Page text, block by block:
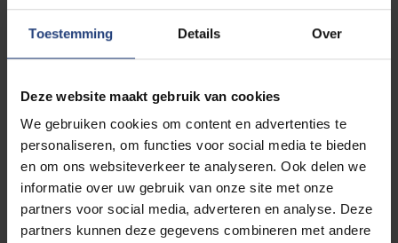
Toestemming Details Over
Deze website maakt gebruik van cookies
We gebruiken cookies om content en advertenties te
personaliseren, om functies voor social media te bieden
en om ons websiteverkeer te analyseren. Ook delen we
informatie over uw gebruik van onze site met onze
partners voor social media, adverteren en analyse. Deze
partners kunnen deze gegevens combineren met andere
أشرفت على مجموعة من رسائل الماجستير حول
لغة الطفل، وتحليل الخطاب
شاركت في تعليم اللغة العربية لطلاب أجانب من
تشارك الآن في تطبيق طريقة منهج ألف في تعليم
الحروف العربية في مرحلة الطفولة، لدى
المؤسسات التعليمية الحكومية والخاصة في حلب.
د. فاطمة الحسيني